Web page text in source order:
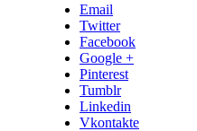
Email
Twitter
Facebook
Google +
Pinterest
Tumblr
Linkedin
Vkontakte